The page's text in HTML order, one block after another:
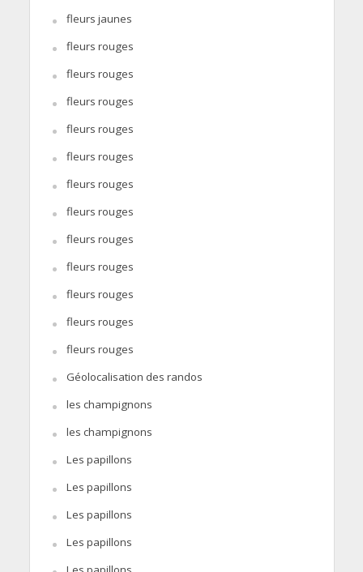
fleurs jaunes
fleurs rouges
fleurs rouges
fleurs rouges
fleurs rouges
fleurs rouges
fleurs rouges
fleurs rouges
fleurs rouges
fleurs rouges
fleurs rouges
fleurs rouges
fleurs rouges
Géolocalisation des randos
les champignons
les champignons
Les papillons
Les papillons
Les papillons
Les papillons